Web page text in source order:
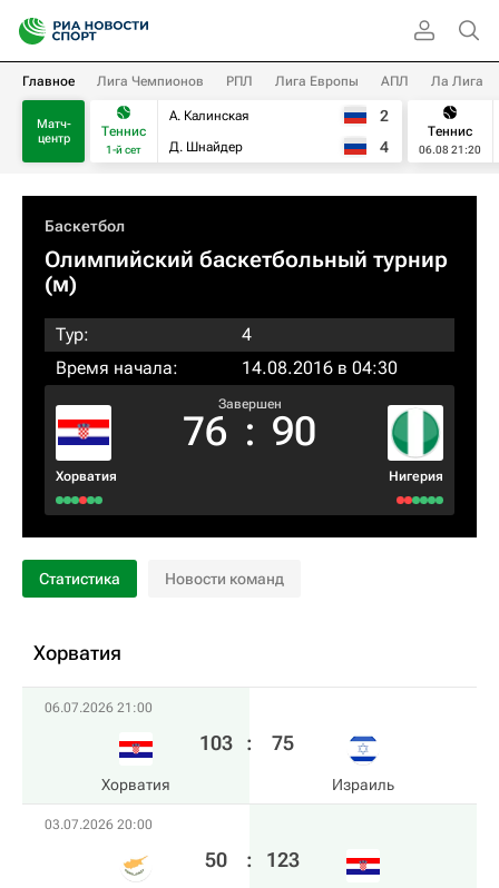
Главное Лига Чемпионов РПЛ Лига Европы АПЛ Ла Лига
Матч-
центр
Теннис
1-й сет
А. Калинская
Д. Шнайдер
2
4
Теннис
06.08 21:20
Баскетбол
Олимпийский баскетбольный турнир
(м)
Тур:
4
Время начала:
14.08.2016 в 04:30
Хорватия
Завершен
76 : 90
Нигерия
Статистика Новости команд
Хорватия
06.07.2026 21:00
Хорватия
103 : 75
Израиль
03.07.2026 20:00
50 : 123